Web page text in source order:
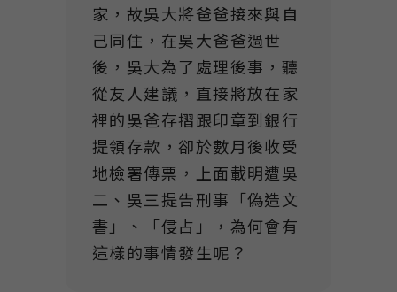
家，故吳大將爸爸接來與自
己同住，在吳大爸爸過世
後，吳大為了處理後事，聽
從友人建議，直接將放在家
裡的吳爸存摺跟印章到銀行
提領存款，卻於數月後收受
地檢署傳票，上面載明遭吳
二、吳三提告刑事「偽造文
書」、「侵占」，為何會有
這樣的事情發生呢？